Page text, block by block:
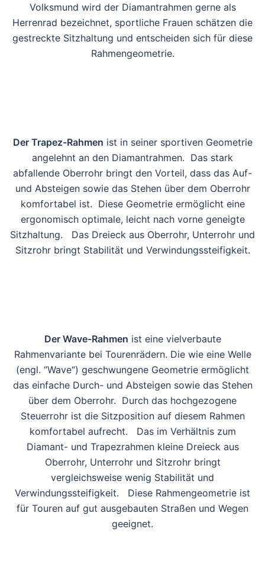
Volksmund wird der Diamantrahmen gerne als
Herrenrad bezeichnet, sportliche Frauen schätzen die
gestreckte Sitzhaltung und entscheiden sich für diese
Rahmengeometrie.
Der Trapez-Rahmen ist in seiner sportiven Geometrie
angelehnt an den Diamantrahmen. Das stark
abfallende Oberrohr bringt den Vorteil, dass das Auf-
und Absteigen sowie das Stehen über dem Oberrohr
komfortabel ist. Diese Geometrie ermöglicht eine
ergonomisch optimale, leicht nach vorne geneigte
Sitzhaltung. Das Dreieck aus Oberrohr, Unterrohr und
Sitzrohr bringt Stabilität und Verwindungssteifigkeit.
Der Wave-Rahmen ist eine vielverbaute
Rahmenvariante bei Tourenrädern. Die wie eine Welle
(engl. “Wave“) geschwungene Geometrie ermöglicht
das einfache Durch- und Absteigen sowie das Stehen
über dem Oberrohr. Durch das hochgezogene
Steuerrohr ist die Sitzposition auf diesem Rahmen
komfortabel aufrecht. Das im Verhältnis zum
Diamant- und Trapezrahmen kleine Dreieck aus
Oberrohr, Unterrohr und Sitzrohr bringt
vergleichsweise wenig Stabilität und
Verwindungssteifigkeit. Diese Rahmengeometrie ist
für Touren auf gut ausgebauten Straßen und Wegen
geeignet.